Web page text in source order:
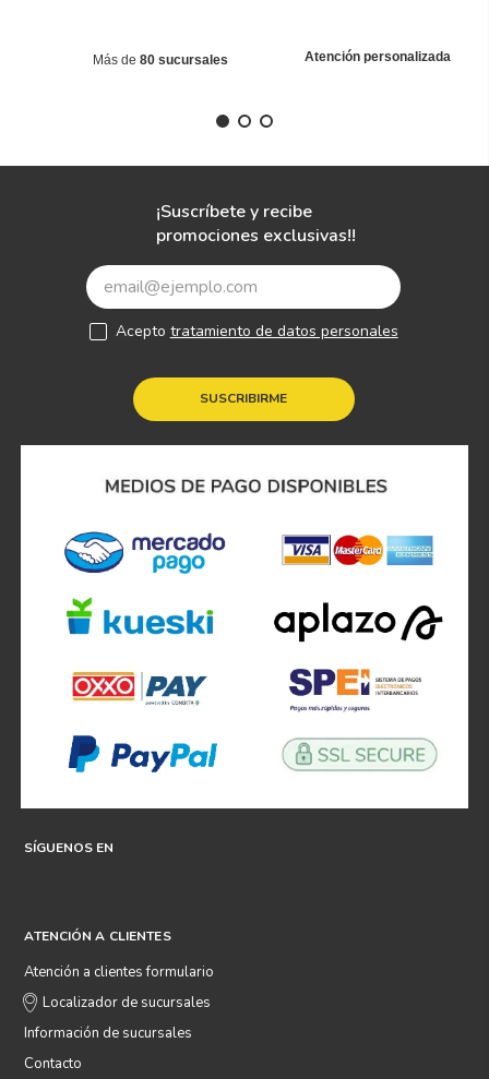
Más de 80 sucursales Atención personalizada
¡Suscríbete y recibe
promociones exclusivas!!
SUSCRIBIRME
Acepto tratamiento de datos personales
SÍGUENOS EN
ATENCIÓN A CLIENTES
Atención a clientes formulario
Localizador de sucursales
Información de sucursales
Contacto